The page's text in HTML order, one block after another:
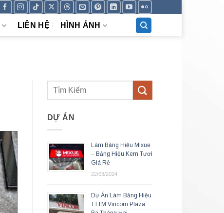
LIÊN HỆ HÌNH ẢNH
DỰ ÁN
Làm Bảng Hiệu Mixue
– Bảng Hiệu Kem Tươi
Giá Rẻ
22/03/2024
Dự Án Làm Bảng Hiệu
TTTM Vincom Plaza